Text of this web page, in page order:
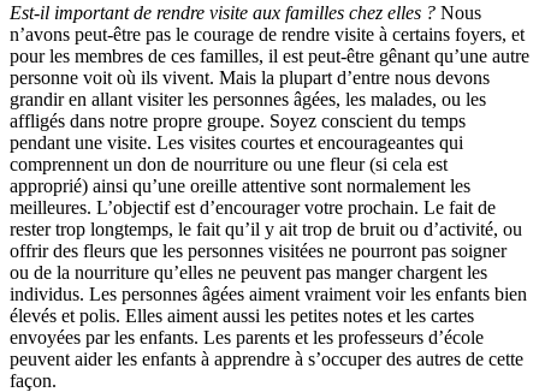
Est-il important de rendre visite aux familles chez elles ? Nous
n’avons peut-être pas le courage de rendre visite à certains foyers, et
pour les membres de ces familles, il est peut-être gênant qu’une autre
personne voit où ils vivent. Mais la plupart d’entre nous devons
grandir en allant visiter les personnes âgées, les malades, ou les
affligés dans notre propre groupe. Soyez conscient du temps
pendant une visite. Les visites courtes et encourageantes qui
comprennent un don de nourriture ou une fleur (si cela est
approprié) ainsi qu’une oreille attentive sont normalement les
meilleures. L’objectif est d’encourager votre prochain. Le fait de
rester trop longtemps, le fait qu’il y ait trop de bruit ou d’activité, ou
offrir des fleurs que les personnes visitées ne pourront pas soigner
ou de la nourriture qu’elles ne peuvent pas manger chargent les
individus. Les personnes âgées aiment vraiment voir les enfants bien
élevés et polis. Elles aiment aussi les petites notes et les cartes
envoyées par les enfants. Les parents et les professeurs d’école
peuvent aider les enfants à apprendre à s’occuper des autres de cette
façon.